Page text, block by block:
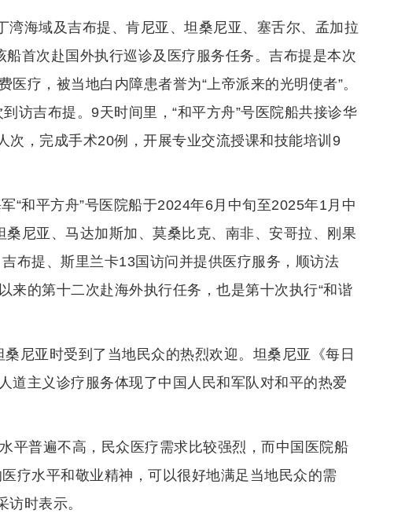
湾海域及吉布提、肯尼亚、坦桑尼亚、塞舌尔、孟加拉
船首次赴国外执行巡诊及医疗服务任务。吉布提是本次
疗，被当地白内障患者誉为“上帝派来的光明使者”。
访吉布提。9天时间里，“和平方舟”号医院船共接诊华
，完成手术20例，开展专业交流授课和技能培训9
“和平方舟”号医院船于2024年6月中旬至2025年1月中
尼亚、马达加斯加、莫桑比克、南非、安哥拉、刚果
布提、斯里兰卡13国访问并提供医疗服务，顺访法
来的第十二次赴海外执行任务，也是第十次执行“和谐
尼亚时受到了当地民众的热烈欢迎。坦桑尼亚《每日
道主义诊疗服务体现了中国人民和军队对和平的热爱
平普遍不高，民众医疗需求比较强烈，而中国医院船
疗水平和敬业精神，可以很好地满足当地民众的需
时表示。